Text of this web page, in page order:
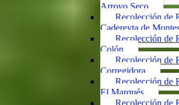
Arroyo Seco
Recolección de
Cadereyta de
Recolección de
Colón
Recolección de
Corregidora
Recolección de
El Marqués
Recolección de